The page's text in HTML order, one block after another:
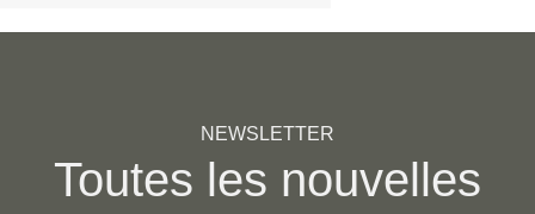
NEWSLETTER
Toutes les nouvelles